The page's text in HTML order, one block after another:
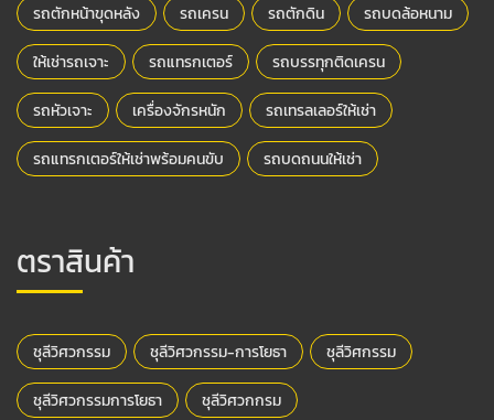
รถตักหน้าขุดหลัง รถเครน รถตักดิน รถบดล้อหนาม
ให้เช่ารถเจาะ รถแทรกเตอร์ รถบรรทุกติดเครน
รถหัวเจาะ เครื่องจักรหนัก รถเทรลเลอร์ให้เช่า
รถแทรกเตอร์ให้เช่าพร้อมคนขับ รถบดถนนให้เช่า
ตราสินค้า
ชุลีวิศวกรรม ชุลีวิศวกรรม-การโยธา ชุลีวิศกรรม
ชุลีวิศวกรรมการโยธา ชุลีวิศวกกรม